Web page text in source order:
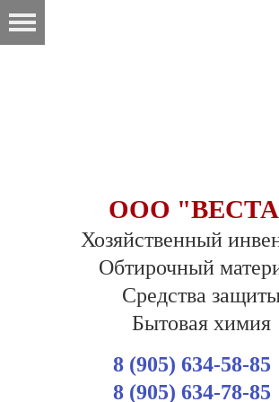
ООО
Хозяйственный
Обтирочный
Средства
Бытовая химия
8 (905) 634-58-85
8 (905) 634-78-85